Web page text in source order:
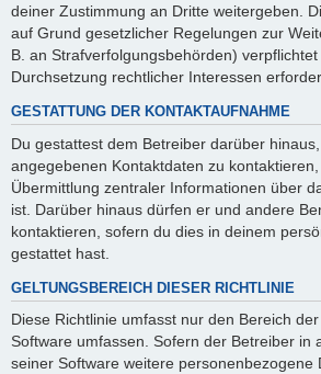
deiner Zustimmung an Dritte weitergeben.
auf Grund gesetzlicher Regelungen zur
B. an Strafverfolgungsbehörden)
Durchsetzung rechtlicher Interessen
GESTATTUNG DER KONTAKTAUFNAHME
Du gestattest dem Betreiber darüber
angegebenen Kontaktdaten zu
Übermittlung zentraler Informationen über
ist. Darüber hinaus dürfen er und andere
kontaktieren, sofern du dies in deinem
gestattet hast.
GELTUNGSBEREICH DIESER RICHTLINIE
Diese Richtlinie umfasst nur den Bereich
Software umfassen. Sofern der Betreiber in
seiner Software weitere personenbezogene